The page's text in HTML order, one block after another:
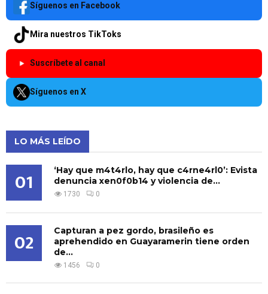
Síguenos en Facebook
Mira nuestros TikToks
Suscríbete al canal
Síguenos en X
LO MÁS LEÍDO
01
‘Hay que m4t4rlo, hay que c4rne4rl0’: Evista
denuncia xen0f0b14 y violencia de...
1730 0
02
Capturan a pez gordo, brasileño es
aprehendido en Guayaramerin tiene orden
de...
1456 0